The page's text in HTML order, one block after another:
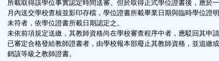
所載取得該學位事實認定時間送審。但於取得正式學位證書後，應於
月內送交學校查核並影印存檔，學位證書所載畢業日期與臨時學位證
未符者，依學位證書所載日期認定之。
未依前項規定送繳，其教師資格尚在學校審查程序中者，應駁回其申
已審定合格發給教師證書者，由學校報本部廢止其教師資格，並追繳
銷該等級之教師證書。